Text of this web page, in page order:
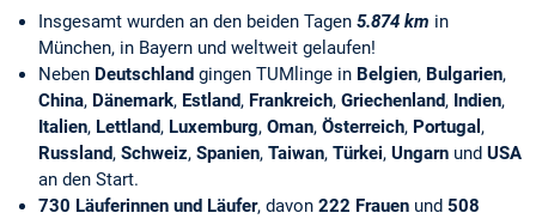
Insgesamt wurden an den beiden Tagen 5.874 km in
München, in Bayern und weltweit gelaufen!
Neben Deutschland gingen TUMlinge in Belgien, Bulgarien,
China, Dänemark, Estland, Frankreich, Griechenland, Indien,
Italien, Lettland, Luxemburg, Oman, Österreich, Portugal ,
Russland, Schweiz, Spanien, Taiwan, Türkei, Ungarn und USA
an den Start.
730 Läuferinnen und Läufer, davon 222 Frauen und 508